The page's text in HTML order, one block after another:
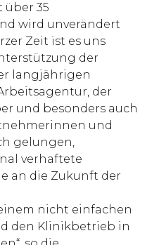
35
wird unverändert
Zeit ist es uns
der
langjährigen
der
und besonders auch
und
gelungen,
verhaftete
an die Zukunft der
nicht einfachen
den Klinikbetrieb in